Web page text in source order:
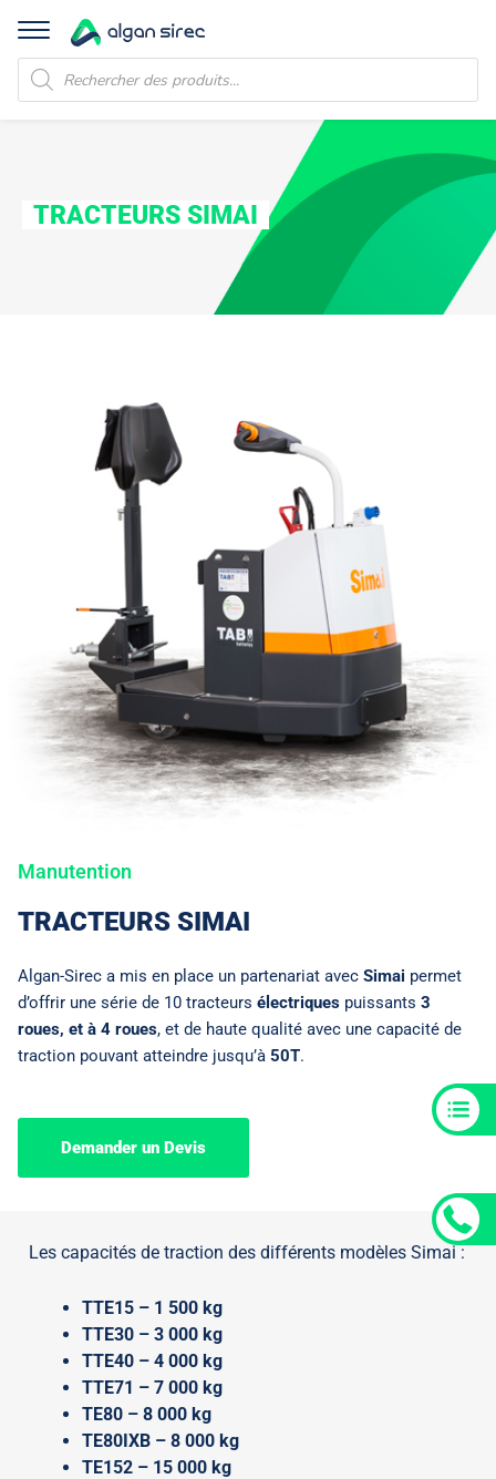
Recherche
de
produits
TRACTEURS SIMAI
Manutention
TRACTEURS SIMAI
Algan-Sirec a mis en place un partenariat avec Simai permet
d’offrir une série de 10 tracteurs électriques puissants 3
roues, et à 4 roues, et de haute qualité avec une capacité de
traction pouvant atteindre jusqu’à 50T.
Demander un Devis
Les capacités de traction des différents modèles Simai :
TTE15 – 1 500 kg
TTE30 – 3 000 kg
TTE40 – 4 000 kg
TTE71 – 7 000 kg
TE80 – 8 000 kg
TE80IXB – 8 000 kg
TE152 – 15 000 kg